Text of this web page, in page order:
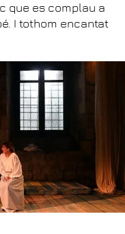
que es complau a
I tothom encantat